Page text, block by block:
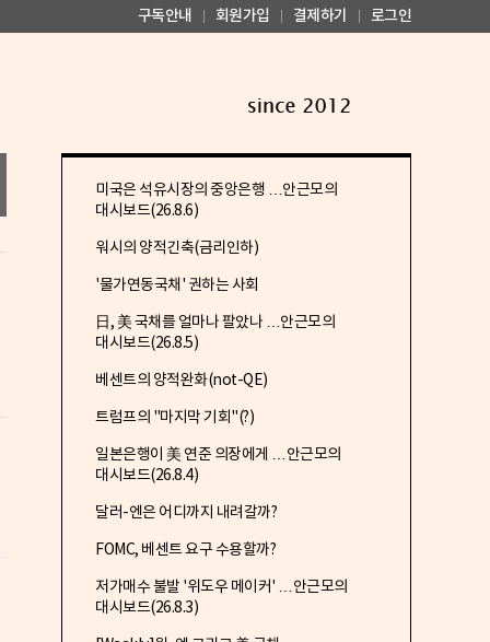
구독안내 회원가입 결제하기 로그인
미국은 석유시장의 중앙은행 …안근모의
대시보드(26.8.6)
워시의 양적긴축(금리인하)
'물가연동국채' 권하는 사회
日, 美 국채를 얼마나 팔았나 …안근모의
대시보드(26.8.5)
베센트의 양적완화(not-QE)
트럼프의 "마지막 기회"(?)
일본은행이 美 연준 의장에게 …안근모의
대시보드(26.8.4)
달러-엔은 어디까지 내려갈까?
FOMC, 베센트 요구 수용할까?
저가매수 불발 '위도우 메이커' …안근모의
대시보드(26.8.3)